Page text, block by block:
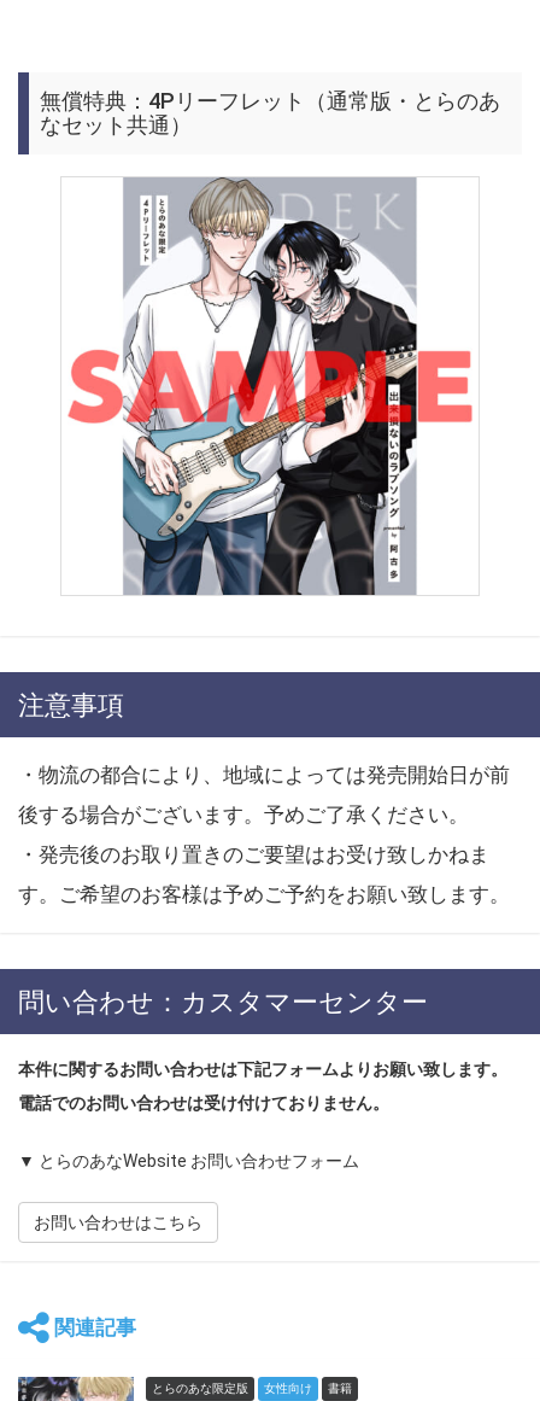
無償特典：4Pリーフレット（通常版・とらのあ
なセット共通）
注意事項
・物流の都合により、地域によっては発売開始日が前
後する場合がございます。予めご了承ください。
・発売後のお取り置きのご要望はお受け致しかねま
す。ご希望のお客様は予めご予約をお願い致します。
問い合わせ：カスタマーセンター
本件に関するお問い合わせは下記フォームよりお願い致します。
電話でのお問い合わせは受け付けておりません。
▼ とらのあなWebsite お問い合わせフォーム
お問い合わせはこちら
関連記事
とらのあな限定版 女性向け 書籍